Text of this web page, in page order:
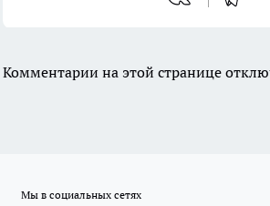
Комментарии на этой странице
Мы в социальных сетях